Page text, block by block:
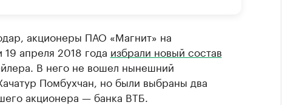
акционеры ПАО «Магнит» на
апреля 2018 года избрали новый состав
В него не вошел нынешний
Помбухчан, но были выбраны два
акционера — банка ВТБ.